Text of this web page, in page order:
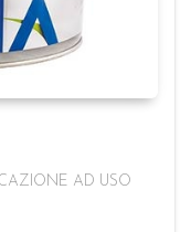
AD USO